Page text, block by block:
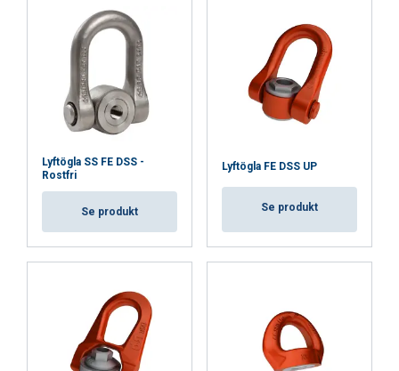
Lyftögla SS FE DSS -
Rostfri
Se produkt
Lyftögla FE DSS UP
Se produkt